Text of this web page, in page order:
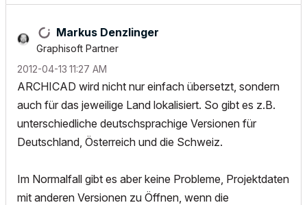
Markus Denzlinger
Graphisoft Partner
‎2012-04-13 11:27 AM
ARCHICAD wird nicht nur einfach übersetzt, sondern
auch für das jeweilige Land lokalisiert. So gibt es z.B.
unterschiedliche deutschsprachige Versionen für
Deutschland, Österreich und die Schweiz.
Im Normalfall gibt es aber keine Probleme, Projektdaten
mit anderen Versionen zu Öffnen, wenn die